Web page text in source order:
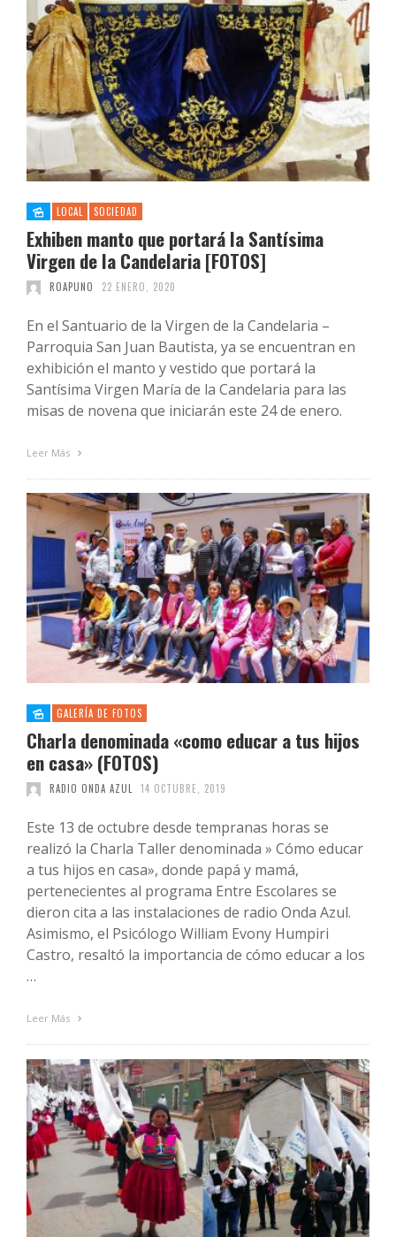
LOCAL SOCIEDAD
Exhiben manto que portará la Santísima
Virgen de la Candelaria [FOTOS]
ROAPUNO 22 ENERO, 2020
En el Santuario de la Virgen de la Candelaria –
Parroquia San Juan Bautista, ya se encuentran en
exhibición el manto y vestido que portará la
Santísima Virgen María de la Candelaria para las
misas de novena que iniciarán este 24 de enero.
Leer Más
GALERÍA DE FOTOS
Charla denominada «como educar a tus hijos
en casa» (FOTOS)
RADIO ONDA AZUL 14 OCTUBRE, 2019
Este 13 de octubre desde tempranas horas se
realizó la Charla Taller denominada » Cómo educar
a tus hijos en casa», donde papá y mamá,
pertenecientes al programa Entre Escolares se
dieron cita a las instalaciones de radio Onda Azul.
Asimismo, el Psicólogo William Evony Humpiri
Castro, resaltó la importancia de cómo educar a los
…
Leer Más